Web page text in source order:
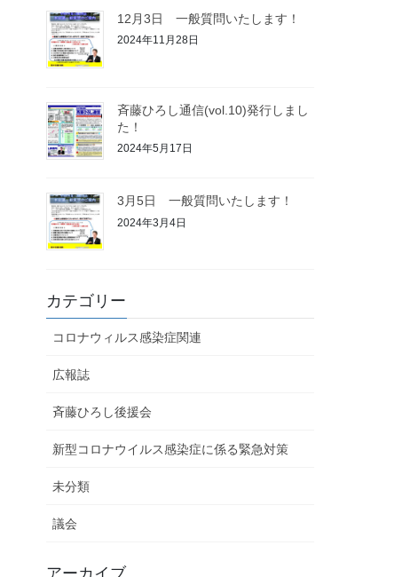
12月3日 一般質問いたします！
2024年11月28日
斉藤ひろし通信(vol.10)発行しまし
た！
2024年5月17日
3月5日 一般質問いたします！
2024年3月4日
カテゴリー
コロナウィルス感染症関連
広報誌
斉藤ひろし後援会
新型コロナウイルス感染症に係る緊急対策
未分類
議会